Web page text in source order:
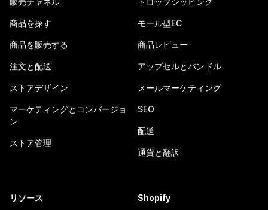
商品を探す
商品を販売する
注文と配送
ストアデザイン
マーケティングとコンバージョ
ン
ストア管理
モール型EC
商品レビュー
アップセルとバンドル
メールマーケティング
SEO
配送
通貨と翻訳
リソース Shopify